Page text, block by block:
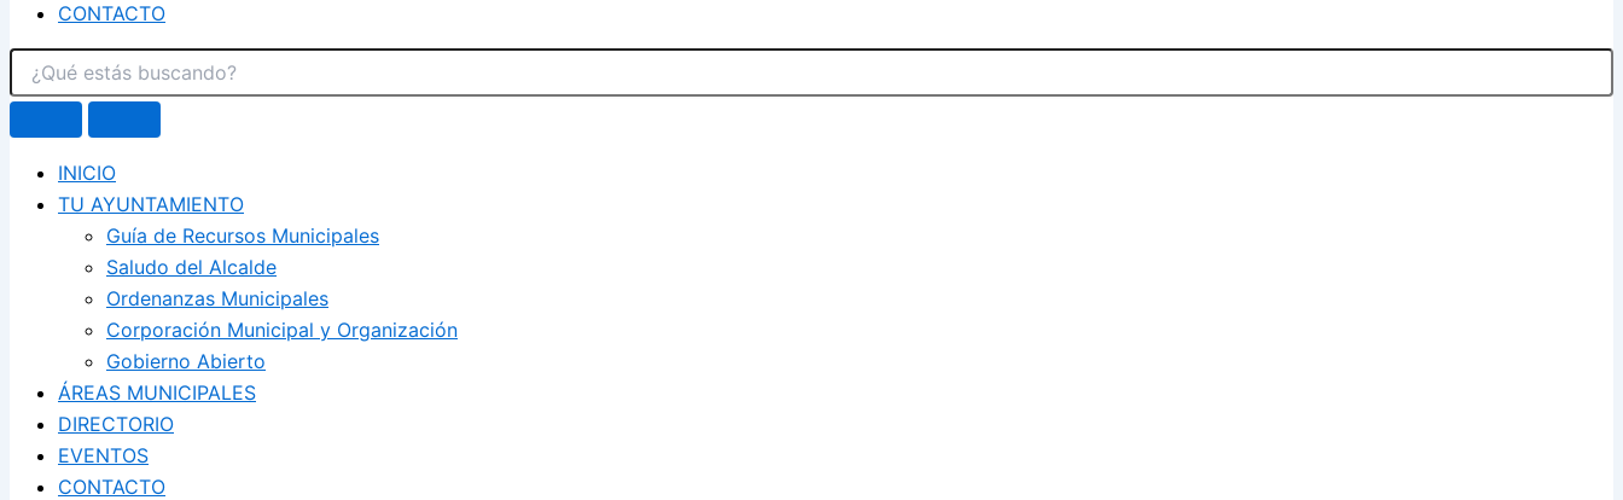
CONTACTO
INICIO
TU AYUNTAMIENTO
Guía de Recursos Municipales
Saludo del Alcalde
Ordenanzas Municipales
Corporación Municipal y Organización
Gobierno Abierto
ÁREAS MUNICIPALES
DIRECTORIO
EVENTOS
CONTACTO